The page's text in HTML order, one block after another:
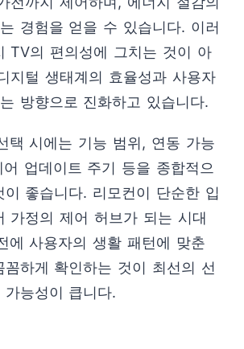
경험을 얻을 수 있습니다. 이러
TV의 편의성에 그치는 것이 아
지털 생태계의 효율성과 사용자
방향으로 진화하고 있습니다.
택 시에는 기능 범위, 연동 가능
업데이트 주기 등을 종합적으
이 좋습니다. 리모컨이 단순한 입
가정의 제어 허브가 되는 시대
에 사용자의 생활 패턴에 맞춘
꼼하게 확인하는 것이 최선의 선
능성이 큽니다.